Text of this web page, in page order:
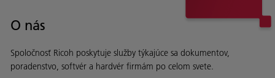
O nás
Spoločnosť Ricoh poskytuje služby týkajúce sa dokumentov,
poradenstvo, softvér a hardvér firmám po celom svete.